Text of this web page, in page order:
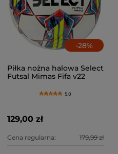
-28%
Piłka nożna halowa Select
Futsal Mimas Fifa v22
5.0
129,00 zł
Cena regularna: 179,99 zł